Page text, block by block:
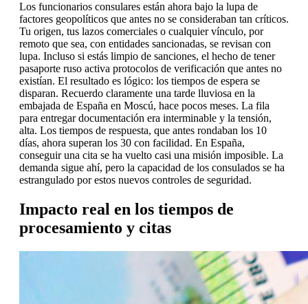
Los funcionarios consulares están ahora bajo la lupa de
factores geopolíticos que antes no se consideraban tan críticos.
Tu origen, tus lazos comerciales o cualquier vínculo, por
remoto que sea, con entidades sancionadas, se revisan con
lupa. Incluso si estás limpio de sanciones, el hecho de tener
pasaporte ruso activa protocolos de verificación que antes no
existían. El resultado es lógico: los tiempos de espera se
disparan. Recuerdo claramente una tarde lluviosa en la
embajada de España en Moscú, hace pocos meses. La fila
para entregar documentación era interminable y la tensión,
alta. Los tiempos de respuesta, que antes rondaban los 10
días, ahora superan los 30 con facilidad. En España,
conseguir una cita se ha vuelto casi una misión imposible. La
demanda sigue ahí, pero la capacidad de los consulados se ha
estrangulado por estos nuevos controles de seguridad.
Impacto real en los tiempos de
procesamiento y citas